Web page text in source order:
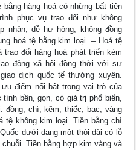
hàng hoá có những bất tiện
phục vụ trao đổi như không
nhận, dễ hư hỏng, không đồng
hoá tệ bằng kim loại. – Hoá tệ
đổi hàng hoá phát triển kèm
động xã hội đồng thời với sự
dịch quốc tế thường xuyên.
điểm nổi bật trong vai trò của
bền, gọn, có giá trị phổ biến,
đồng, chì, kẽm, thiếc, bạc, vàng
tệ không kim loại. Tiền bằng chì
dưới dạng một thỏi dài có lỗ
Tiền bằng hợp kim vàng và